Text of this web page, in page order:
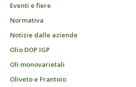
Eventi e fiere
Normativa
Notizie dalle aziende
Olio DOP IGP
Oli monovarietali
Oliveto e Frantoio